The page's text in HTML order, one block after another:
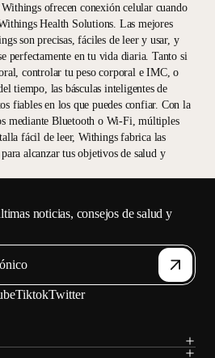
ofrecen conexión celular cuando
Health Solutions. Las mejores
son precisas, fáciles de leer y usar, y
perfectamente en tu vida diaria. Tanto si
controlar tu peso corporal e IMC, o
tiempo, las básculas inteligentes de
fiables en los que puedes confiar. Con la
mediante Bluetooth o Wi-Fi, múltiples
fácil de leer, Withings fabrica las
alcanzar tus objetivos de salud y
noticias, consejos de salud y
TiktokTwitter